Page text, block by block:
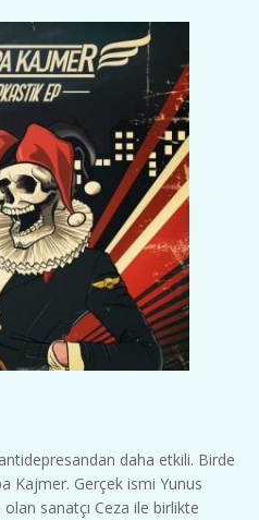
daha etkili. Birde
Kajmer. Gerçek ismi Yunus
sanatçı Ceza ile birlikte